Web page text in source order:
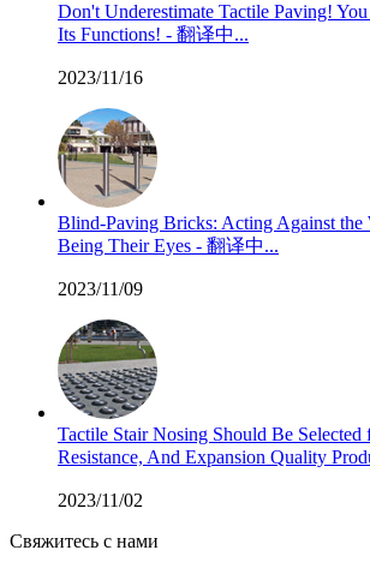
Don't Underestimate Tactile Paving!
Its Functions! - 翻译中...
2023/11/16
Blind-Paving Bricks: Acting Against
Being Their Eyes - 翻译中...
2023/11/09
Tactile Stair Nosing Should Be
Resistance, And Expansion Quality
2023/11/02
Свяжитесь с нами